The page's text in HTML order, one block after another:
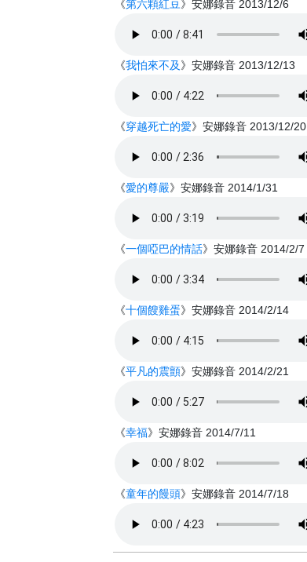
《第六顆紅豆》安娜錄音 2013/12/6
《我怕來不及》安娜錄音 2013/12/13
《穿越死亡的愛》安娜錄音 2013/12/20
《愛的尊嚴》安娜錄音 2014/1/31
《一個啞巴的情話》安娜錄音 2014/2/7
《十個餿雞蛋》安娜錄音 2014/2/14
《平凡的震顫》安娜錄音 2014/2/21
《幸福》安娜錄音 2014/7/11
《童年的饅頭》安娜錄音 2014/7/18